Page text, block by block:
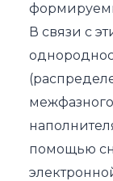
В связи с
помощью